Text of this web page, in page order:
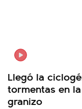
Llegó la
tormentas en
granizo